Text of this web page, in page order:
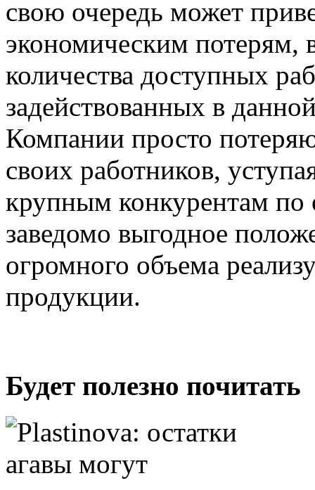
свою очередь может
экономическим потерям,
количества доступных
задействованных в
Компании просто
своих работников,
крупным конкурентам по
заведомо выгодное
огромного объема
продукции.
Будет полезно почитать